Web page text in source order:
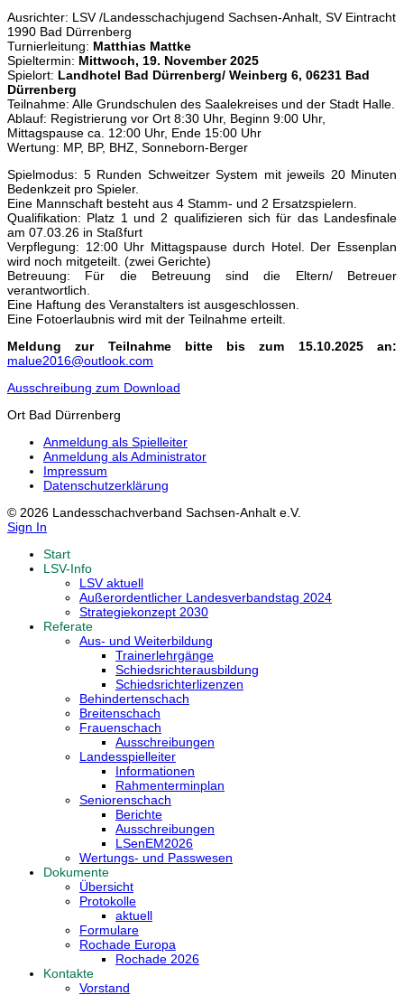
Ausrichter: LSV /Landesschachjugend Sachsen-Anhalt, SV Eintracht
1990 Bad Dürrenberg
Turnierleitung: Matthias Mattke
Spieltermin: Mittwoch, 19. November 2025
Spielort: Landhotel Bad Dürrenberg/ Weinberg 6, 06231 Bad
Dürrenberg
Teilnahme: Alle Grundschulen des Saalekreises und der Stadt Halle.
Ablauf: Registrierung vor Ort 8:30 Uhr, Beginn 9:00 Uhr,
Mittagspause ca. 12:00 Uhr, Ende 15:00 Uhr
Wertung: MP, BP, BHZ, Sonneborn-Berger
Spielmodus: 5 Runden Schweitzer System mit jeweils 20 Minuten
Bedenkzeit pro Spieler.
Eine Mannschaft besteht aus 4 Stamm- und 2 Ersatzspielern.
Qualifikation: Platz 1 und 2 qualifizieren sich für das Landesfinale
am 07.03.26 in Staßfurt
Verpflegung: 12:00 Uhr Mittagspause durch Hotel. Der Essenplan
wird noch mitgeteilt. (zwei Gerichte)
Betreuung: Für die Betreuung sind die Eltern/ Betreuer
verantwortlich.
Eine Haftung des Veranstalters ist ausgeschlossen.
Eine Fotoerlaubnis wird mit der Teilnahme erteilt.
Meldung zur Teilnahme bitte bis zum 15.10.2025 an:
malue2016@outlook.com
Ausschreibung zum Download
Ort Bad Dürrenberg
Anmeldung als Spielleiter
Anmeldung als Administrator
Impressum
Datenschutzerklärung
© 2026 Landesschachverband Sachsen-Anhalt e.V.
Sign In
Start
LSV-Info
LSV aktuell
Außerordentlicher Landesverbandstag 2024
Strategiekonzept 2030
Referate
Aus- und Weiterbildung
Trainerlehrgänge
Schiedsrichterausbildung
Schiedsrichterlizenzen
Behindertenschach
Breitenschach
Frauenschach
Ausschreibungen
Landesspielleiter
Informationen
Rahmenterminplan
Seniorenschach
Berichte
Ausschreibungen
LSenEM2026
Wertungs- und Passwesen
Dokumente
Übersicht
Protokolle
aktuell
Formulare
Rochade Europa
Rochade 2026
Kontakte
Vorstand